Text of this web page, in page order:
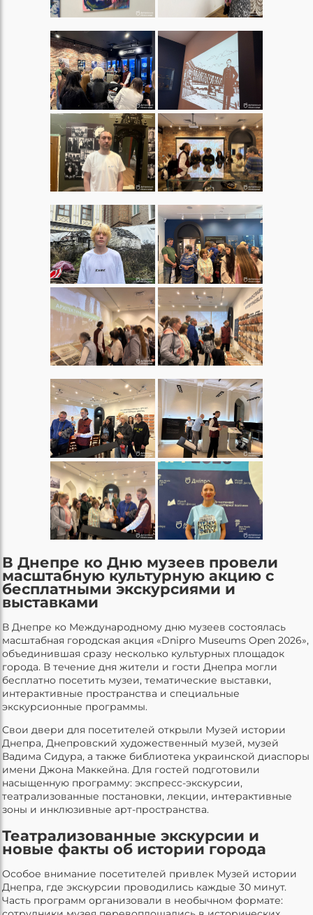
В Днепре ко Дню музеев провели
масштабную культурную акцию с
бесплатными экскурсиями и
выставками
В Днепре ко Международному дню музеев состоялась
масштабная городская акция «Dnipro Museums Open 2026»,
объединившая сразу несколько культурных площадок
города. В течение дня жители и гости Днепра могли
бесплатно посетить музеи, тематические выставки,
интерактивные пространства и специальные
экскурсионные программы.
Свои двери для посетителей открыли Музей истории
Днепра, Днепровский художественный музей, музей
Вадима Сидура, а также библиотека украинской диаспоры
имени Джона Маккейна. Для гостей подготовили
насыщенную программу: экспресс-экскурсии,
театрализованные постановки, лекции, интерактивные
зоны и инклюзивные арт-пространства.
Театрализованные экскурсии и
новые факты об истории города
Особое внимание посетителей привлек Музей истории
Днепра, где экскурсии проводились каждые 30 минут.
Часть программ организовали в необычном формате: